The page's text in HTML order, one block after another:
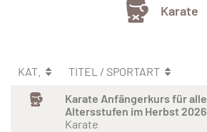
Karate
KAT. TITEL / SPORTART
Karate Anfängerkurs für alle
Altersstufen im Herbst 2026
Karate